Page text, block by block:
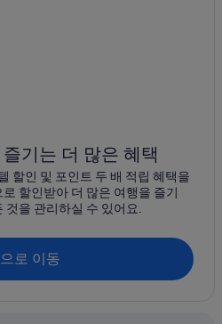
처 호텔
리조트 및 호텔
도
기는 더 많은 혜택
할인 및 포인트 두 배 적립 혜택을
할인받아 더 많은 여행을 즐기
것을 관리하실 수 있어요.
로 이동